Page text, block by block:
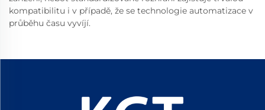
kompatibilitu i v případě, že se technologie automatizace v
průběhu času vyvíjí.